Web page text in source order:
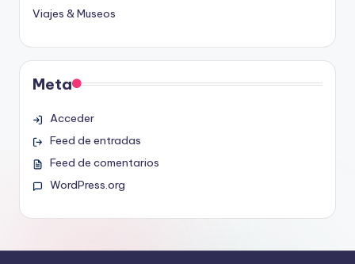
Viajes & Museos
Meta
Acceder
Feed de entradas
Feed de comentarios
WordPress.org